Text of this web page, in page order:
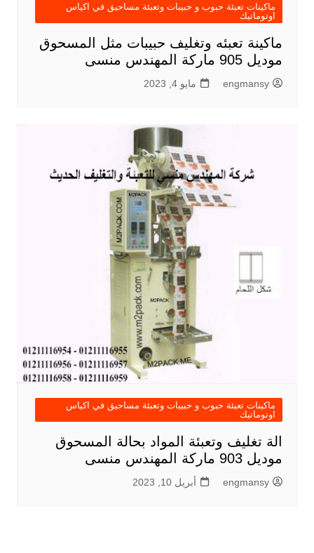
ماكينات تعبئة حبوب و حبيبات وتعبئة مساحيق في اكياس
اوتوماتيك
ماكينة تعبئه وتغليف حبيبات مثل المسحوق
موديل 905 ماركة المهندس منسى
engmansy مايو 4, 2023
ماكينات تعبئة حبوب و حبيبات وتعبئة مساحيق في اكياس
اوتوماتيك
الة تغليف وتعبئة المواد بحالة المسحوق
موديل 903 ماركة المهندس منسى
engmansy أبريل 10, 2023